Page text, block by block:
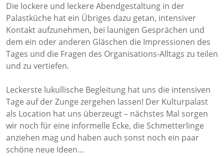
Die lockere und leckere Abendgestaltung in der
Palastküche hat ein Übriges dazu getan, intensiver
Kontakt aufzunehmen, bei launigen Gesprächen und
dem ein oder anderen Gläschen die Impressionen des
Tages und die Fragen des Organisations-Alltags zu teilen
und zu vertiefen.
Leckerste lukullische Begleitung hat uns die intensiven
Tage auf der Zunge zergehen lassen! Der Kulturpalast
als Location hat uns überzeugt – nächstes Mal sorgen
wir noch für eine informelle Ecke, die Schmetterlinge
anziehen mag und haben auch sonst noch ein paar
schöne neue Ideen…